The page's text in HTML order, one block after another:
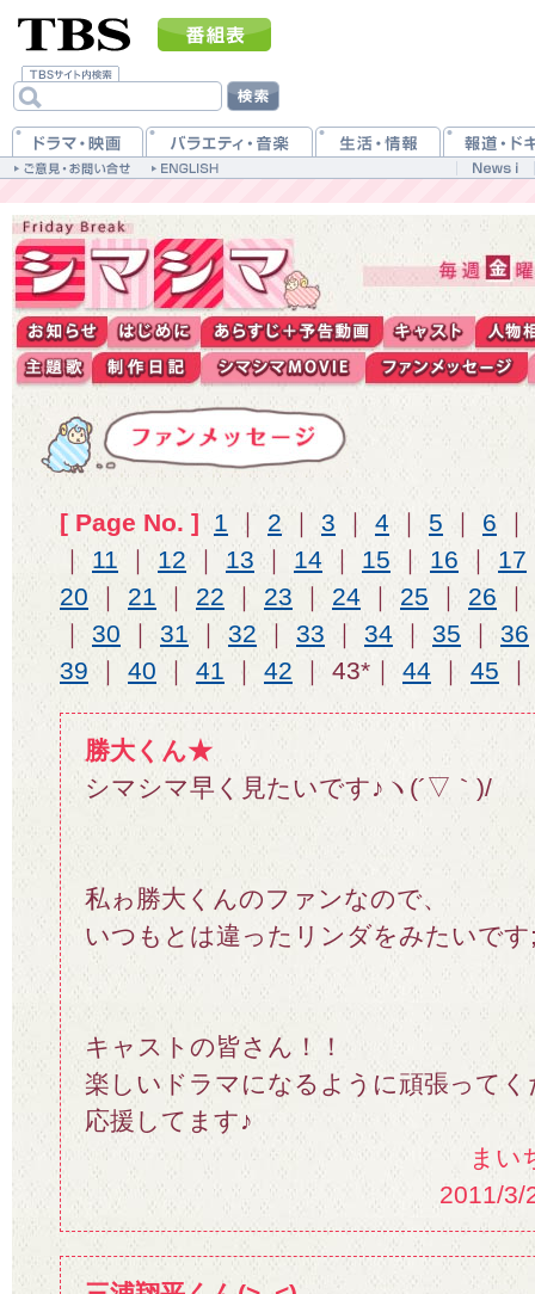
[ Page No. ] 1 ｜ 2 ｜3 ｜ 4 ｜ 5 ｜ 6 ｜
｜11 ｜ 12 ｜ 13 ｜ 14 ｜ 15 ｜ 16 ｜ 17
20｜ 21 ｜ 22 ｜ 23 ｜ 24 ｜ 25 ｜ 26 ｜
｜ 30 ｜ 31 ｜32 ｜ 33 ｜ 34 ｜ 35 ｜ 36
39 ｜ 40 ｜ 41 ｜ 42 ｜ 43*｜ 44 ｜ 45
勝大くん★
シマシマ早く見たいです♪ヽ(´▽｀)/
私ゎ勝大くんのファンなので、
いつもとは違ったリンダをみたいです
キャストの皆さん！！
楽しいドラマになるように頑張ってく
応援してます♪
まい
2011/3/